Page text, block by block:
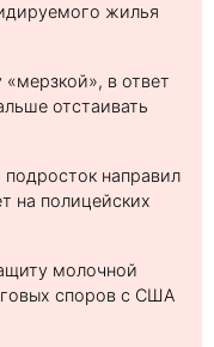
жилья
в ответ
отстаивать
направил
на полицейских
молочной
споров с США